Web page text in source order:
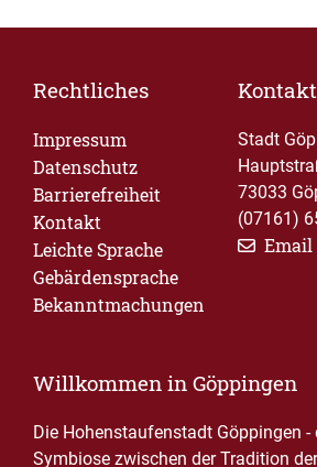
Rechtliches
Impressum
Datenschutz
Barrierefreiheit
Kontakt
Leichte Sprache
Gebärdensprache
Bekanntmachungen
Kontakt
Stadt
73033
(07161)
Email
Willkommen in Göppingen
Die Hohenstaufenstadt Göppingen -
Symbiose zwischen der Tradition